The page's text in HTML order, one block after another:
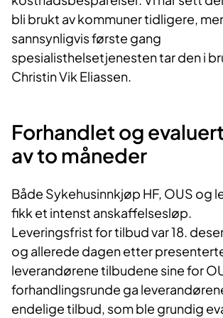
bli brukt av kommuner tidligere,
sannsynligvis første gang
spesialisthelsetjenesten tar den i
Christin Vik Eliassen.
Forhandlet og
av to måneder
Både Sykehusinnkjøp HF, OUS og
fikk et intenst anskaffelsesløp.
Leveringsfrist for tilbud var 18.
og allerede dagen etter
leverandørene tilbudene sine for
forhandlingsrunde ga
endelige tilbud, som ble grundig